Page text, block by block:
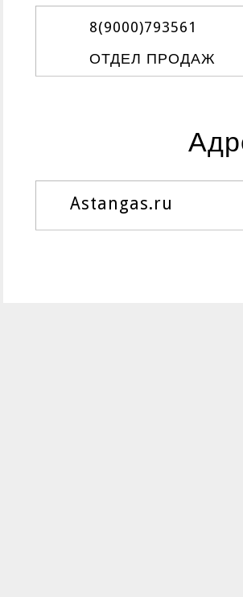
8(9000)793561
ОТДЕЛ ПРОДАЖ
Astangas.ru